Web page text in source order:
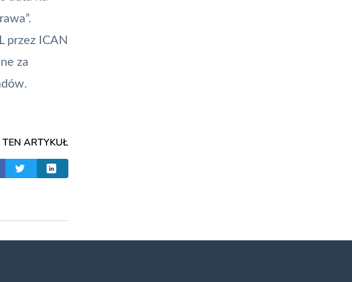
przez ICAN
za
TEN ARTYKUŁ